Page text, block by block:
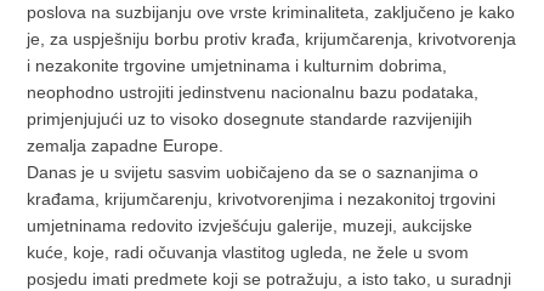
poslova na suzbijanju ove vrste kriminaliteta, zaključeno je kako
je, za uspješniju borbu protiv krađa, krijumčarenja, krivotvorenja
i nezakonite trgovine umjetninama i kulturnim dobrima,
neophodno ustrojiti jedinstvenu nacionalnu bazu podataka,
primjenjujući uz to visoko dosegnute standarde razvijenijih
zemalja zapadne Europe.
Danas je u svijetu sasvim uobičajeno da se o saznanjima o
krađama, krijumčarenju, krivotvorenjima i nezakonitoj trgovini
umjetninama redovito izvješćuju galerije, muzeji, aukcij­ske
kuće, koje, radi očuvanja vlastitog ugle­da, ne žele u svom
posjedu imati predmete koji se potražuju, a isto tako, u suradnji